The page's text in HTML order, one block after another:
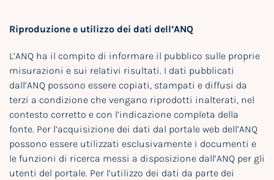
Riproduzione e utilizzo dei dati dell’ANQ
L’ANQ ha il compito di informare il pubblico sulle proprie
misurazioni e sui relativi risultati. I dati pubblicati
dall’ANQ possono essere copiati, stampati e diffusi da
terzi a condizione che vengano riprodotti inalterati, nel
contesto corretto e con l’indicazione completa della
fonte. Per l’acquisizione dei dati dal portale web dell’ANQ
possono essere utilizzati esclusivamente i documenti e
le funzioni di ricerca messi a disposizione dall’ANQ per gli
utenti del portale. Per l’utilizzo dei dati da parte dei